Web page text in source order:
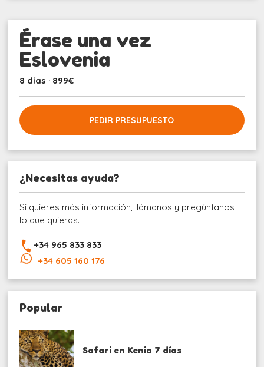
Érase una vez
Eslovenia
8 días · 899€
PEDIR PRESUPUESTO
¿Necesitas ayuda?
Si quieres más información, llámanos y pregúntanos
lo que quieras.
+34 965 833 833
+34 605 160 176
Popular
Safari en Kenia 7 días